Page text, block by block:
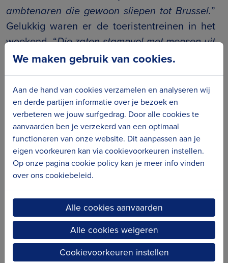
ambtenaren die gewoon sliepen tot Brussel.”
Gelukkig waren er de toeristentreinen in het
weekend. “Die zaten stampvol met mensen uit
Luik en Brussel die voor een dag naar de kust
kwamen. Ze hadden maar twee
bestemmingen. Ofwel gingen ze naar
Oostende, ofwel naar Blankenberge.”
Maar de job bracht ook vreemde situaties met
zich mee. “Soms moest je in Luik overnachten.
Volledig vervallen, volledig vervuild en
‘Wagons-Lits’ had daar een kamer gehuurd in
een hotel dat je nooit zou binnengaan. In een
vuile kamer, waar ze waarschijnlijk bijna niets
voor betaalden; met een café beneden dat
elke avond vol zat met dronkaards… Ik durfde
niet in dat bed kruipen.”
We maken gebruik van cookies.
Aan de hand van cookies verzamelen en analyseren wij
en derde partijen informatie over je bezoek en
verbeteren we jouw surfgedrag. Door alle cookies te
aanvaarden ben je verzekerd van een optimaal
functioneren van onze website. Dit aanpassen aan je
eigen voorkeuren kan via cookievoorkeuren instellen.
Op onze pagina cookie policy kan je meer info vinden
over ons cookiebeleid.
Alle cookies aanvaarden
Alle cookies weigeren
Cookievoorkeuren instellen